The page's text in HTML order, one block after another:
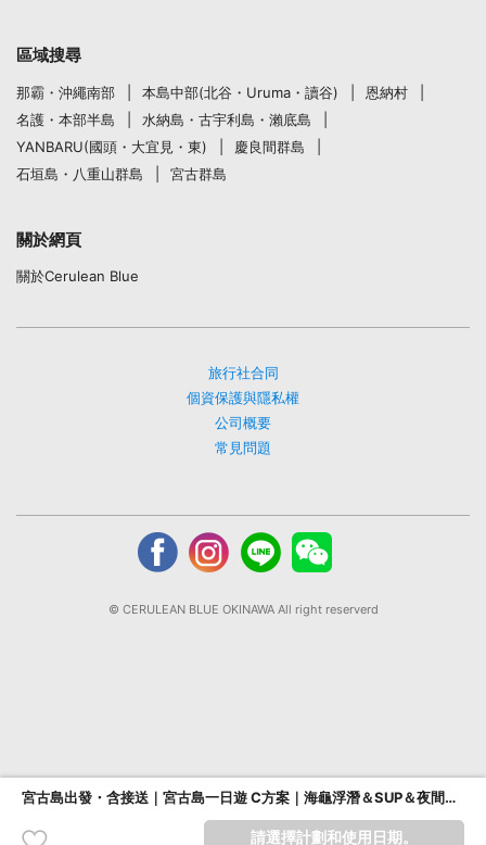
宮古島出發・含接送｜宮古島一日遊 C方案｜海龜浮潛＆SUP＆夜間探險之旅💫
請選擇計劃和使用日期。
區域搜尋
那霸・沖繩南部 本島中部(北谷・Uruma・讀谷)
恩納村
名護・本部半島
水納島・古宇利島・瀨底島
YANBARU(國頭・大宜見・東)
慶良間群島
石垣島・八重山群島
宮古群島
關於網頁
關於Cerulean Blue
旅行社合同
個資保護與隱私權
公司概要
常見問題
© CERULEAN BLUE OKINAWA All right reserverd